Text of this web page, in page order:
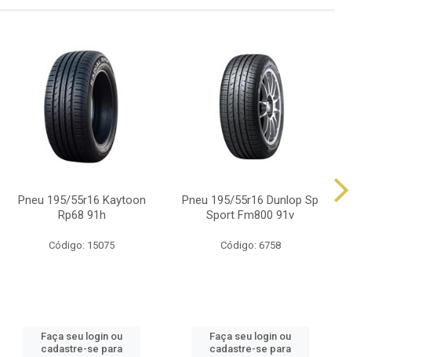
Pneu 195/55r16 Kaytoon
Rp68 91h
Código: 15075
Faça seu login ou
cadastre-se para
Pneu 195/55r16 Dunlop Sp
Sport Fm800 91v
Código: 6758
Faça seu login ou
cadastre-se para